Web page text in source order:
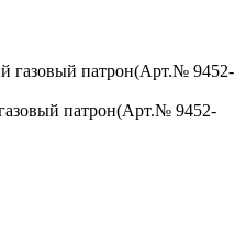
патрон(Арт.№ 9452-